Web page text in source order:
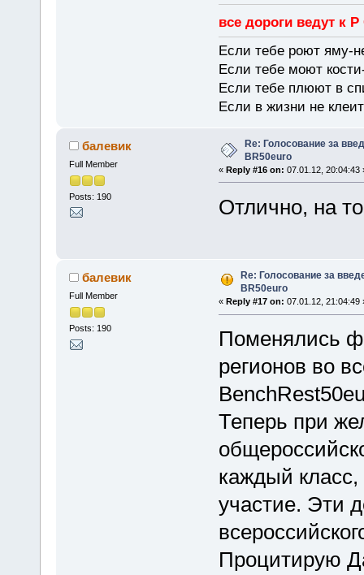
все дороги ведут к
Если тебе роют яму-
Если тебе моют
Если тебе плюют в
Если в жизни не
балевик
Full Member
Posts: 190
Re: Голосование за
BR50euro
« Reply #16 on: 07.01.12, 20:04:43
Отлично, на
балевик
Full Member
Posts: 190
Re: Голосование за
BR50euro
« Reply #17 on: 07.01.12, 21:04:49
Поменялись
регионов во
Теперь при
каждый
участие. Эти
Процитирую